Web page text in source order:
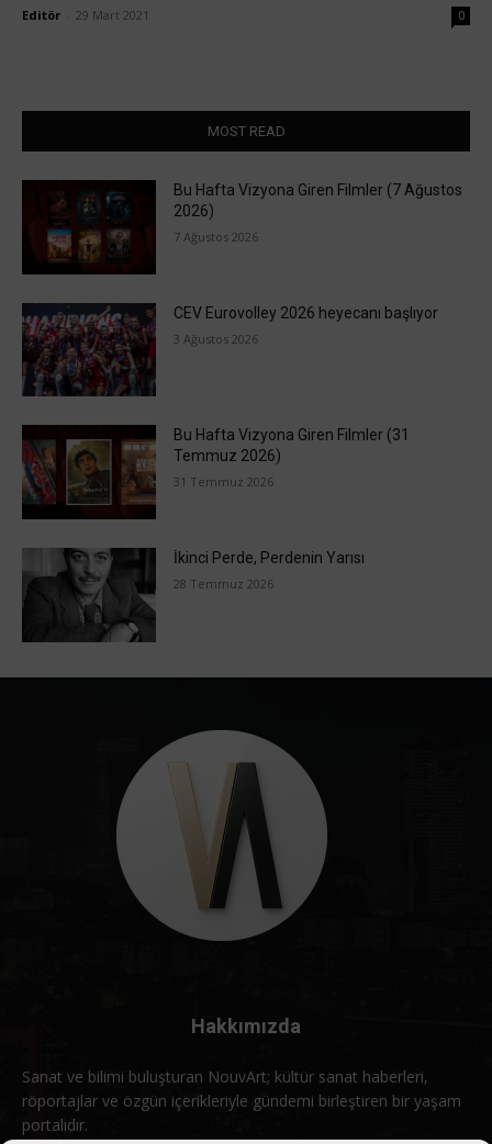
Editör 29 Mart 2021 0
MOST READ
Bu Hafta Vizyona Giren Filmler (7 Ağustos
2026)
7 Ağustos 2026
CEV Eurovolley 2026 heyecanı başlıyor
3 Ağustos 2026
Bu Hafta Vizyona Giren Filmler (31
Temmuz 2026)
31 Temmuz 2026
İkinci Perde, Perdenin Yarısı
28 Temmuz 2026
Hakkımızda
Sanat ve bilimi buluşturan NouvArt; kültür sanat haberleri,
röportajlar ve özgün içerikleriyle gündemi birleştiren bir yaşam
portalıdır.